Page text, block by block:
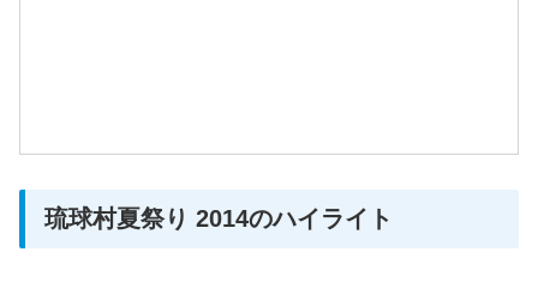
琉球村夏祭り 2014のハイライト